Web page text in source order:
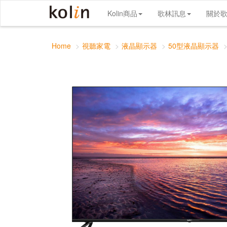
50型 4K聯網液晶顯示器
Kolin商品 歌林訊息 關於
Home 視聽家電 液晶顯示器 50型液晶顯示器